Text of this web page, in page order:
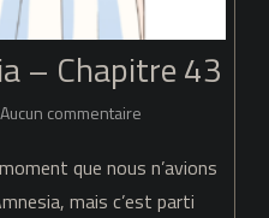
– Chapitre 43
Aucun commentaire
Amnesia
que nous n’avions
mais c’est parti